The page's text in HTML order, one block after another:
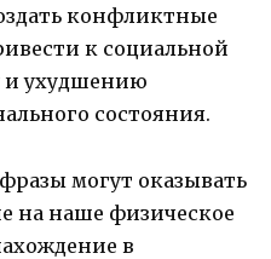
конфликтные
к социальной
и ухудшению
состояния.
могут оказывать
на наше физическое
в